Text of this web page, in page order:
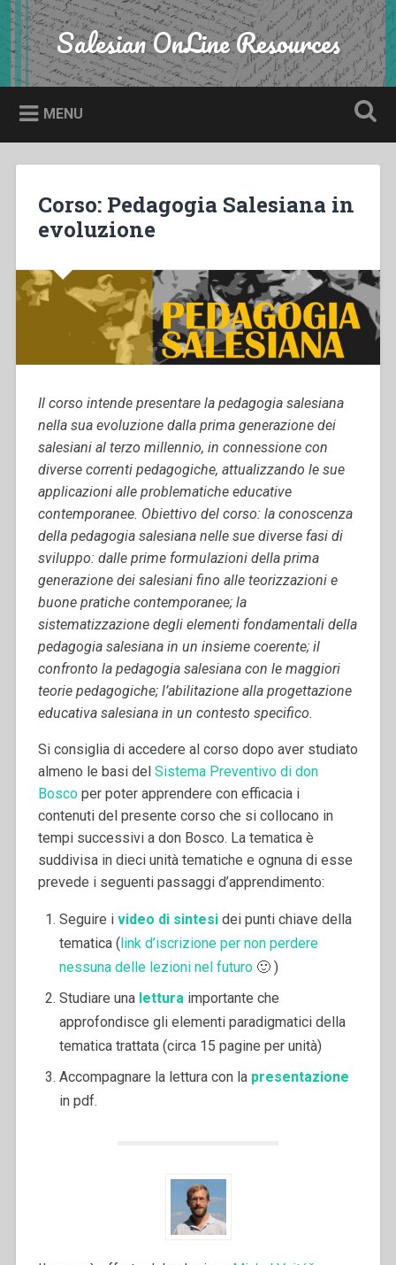
Skip
to
content
Search Salesian OnLine Resources
MENU
Corso: Pedagogia Salesiana in
evoluzione
Il corso intende presentare la pedagogia salesiana
nella sua evoluzione dalla prima generazione dei
salesiani al terzo millennio, in connessione con
diverse correnti pedagogiche, attualizzando le sue
applicazioni alle problematiche educative
contemporanee. Obiettivo del corso: la conoscenza
della pedagogia salesiana nelle sue diverse fasi di
sviluppo: dalle prime formulazioni della prima
generazione dei salesiani fino alle teorizzazioni e
buone pratiche contemporanee; la
sistematizzazione degli elementi fondamentali della
pedagogia salesiana in un insieme coerente; il
confronto la pedagogia salesiana con le maggiori
teorie pedagogiche; l’abilitazione alla progettazione
educativa salesiana in un contesto specifico.
Si consiglia di accedere al corso dopo aver studiato
almeno le basi del Sistema Preventivo di don
Boscoper poter apprendere con efficacia i
contenuti del presente corso che si collocano in
tempi successivi a don Bosco. La tematica è
suddivisa in dieci unità tematiche e ognuna di esse
prevede i seguenti passaggi d’apprendimento:
Seguire i video di sintesi dei punti chiave della
tematica (link d’iscrizione per non perdere
nessuna delle lezioni nel futuro🙂 )
Studiare una letturaimportante che
approfondisce gli elementi paradigmatici della
tematica trattata (circa 15 pagine per unità)
Accompagnare la lettura con la presentazione
in pdf.